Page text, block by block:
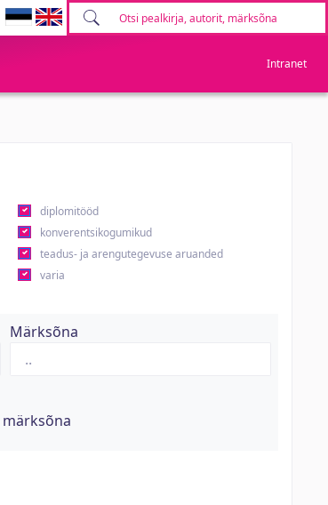
Intranet
diplomitööd
konverentsikogumikud
teadus- ja arengutegevuse aruanded
varia
Märksõna